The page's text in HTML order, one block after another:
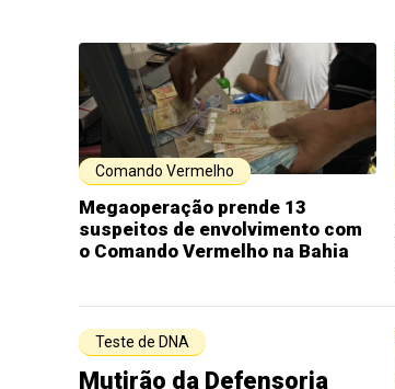
Comando Vermelho
Megaoperação prende 13
suspeitos de envolvimento com
o Comando Vermelho na Bahia
Teste de DNA
Mutirão da Defensoria